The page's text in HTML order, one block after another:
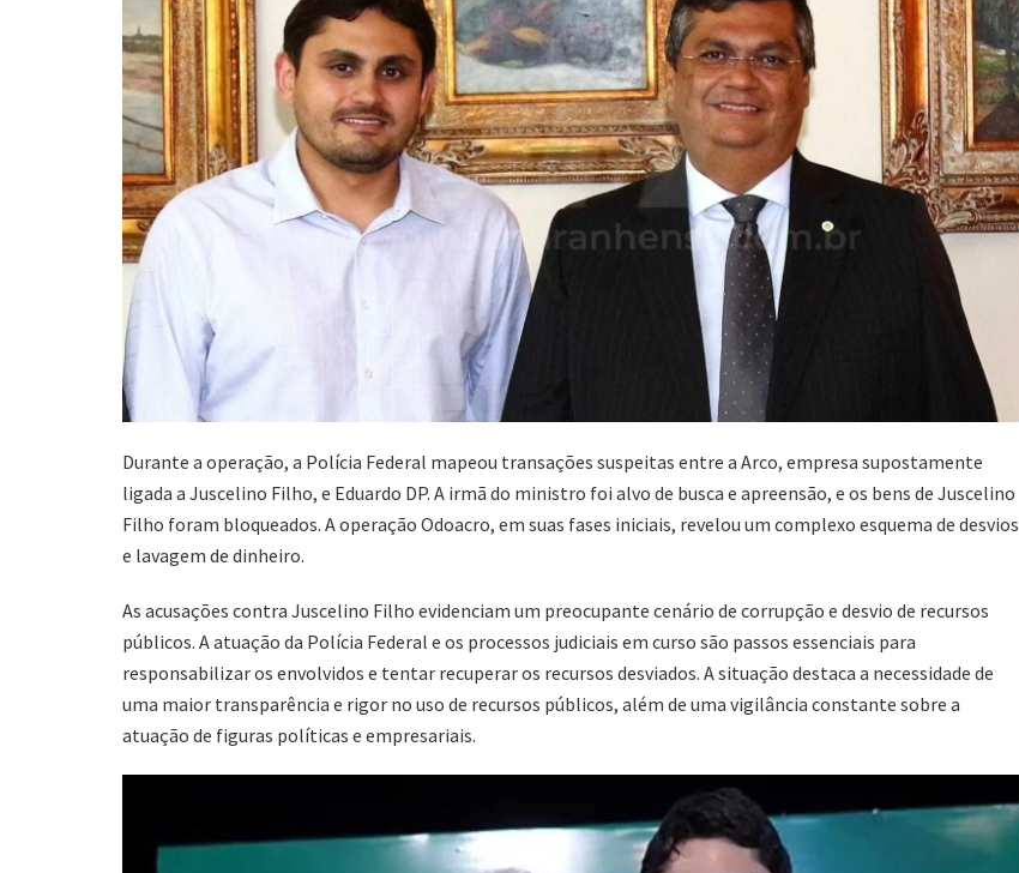
Durante a operação, a Polícia Federal mapeou transações suspeitas entre a Arco, empresa supostamente
ligada a Juscelino Filho, e Eduardo DP. A irmã do ministro foi alvo de busca e apreensão, e os bens de Juscelino
Filho foram bloqueados. A operação Odoacro, em suas fases iniciais, revelou um complexo esquema de desvios
e lavagem de dinheiro.
As acusações contra Juscelino Filho evidenciam um preocupante cenário de corrupção e desvio de recursos
públicos. A atuação da Polícia Federal e os processos judiciais em curso são passos essenciais para
responsabilizar os envolvidos e tentar recuperar os recursos desviados. A situação destaca a necessidade de
uma maior transparência e rigor no uso de recursos públicos, além de uma vigilância constante sobre a
atuação de figuras políticas e empresariais.